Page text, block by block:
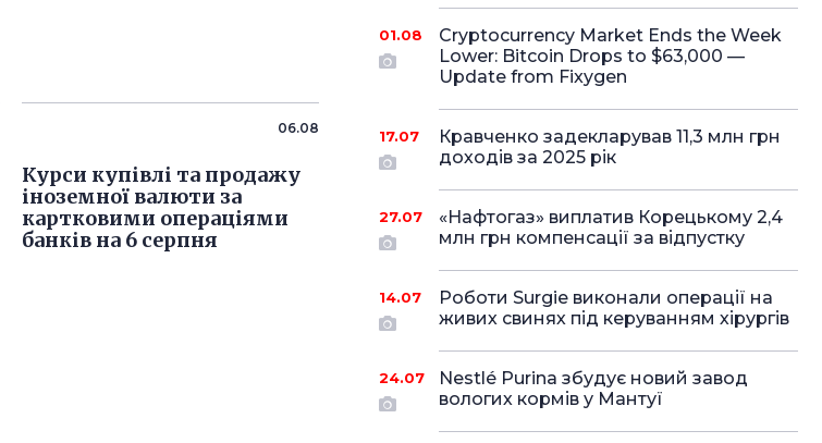
06.08
Курси купівлі та продажу
іноземної валюти за
картковими операціями
банків на 6 серпня
01.08
Cryptocurrency Market Ends the Week
Lower: Bitcoin Drops to $63,000 —
Update from Fixygen
17.07
Кравченко задекларував 11,3 млн грн
доходів за 2025 рік
27.07
«Нафтогаз» виплатив Корецькому 2,4
млн грн компенсації за відпустку
14.07
Роботи Surgie виконали операції на
живих свинях під керуванням хірургів
24.07
Nestlé Purina збудує новий завод
вологих кормів у Мантуї